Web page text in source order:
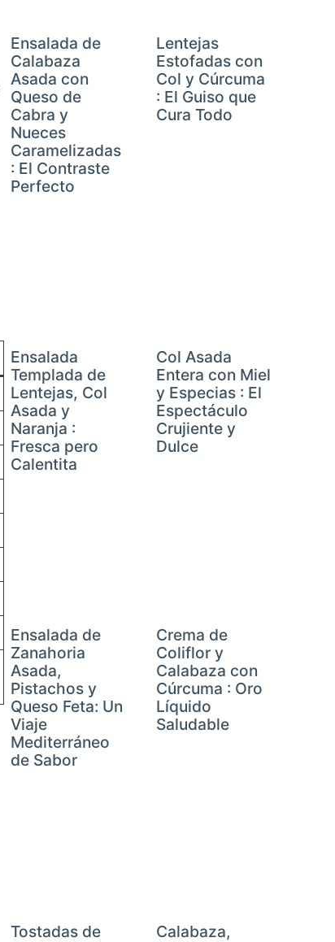
Ensalada de
Calabaza
Asada con
Queso de
Cabra y
Nueces
Caramelizadas
: El Contraste
Perfecto
Lentejas
Estofadas con
Col y Cúrcuma
: El Guiso que
Cura Todo
Ensalada
Templada de
Lentejas, Col
Asada y
Naranja :
Fresca pero
Calentita
Col Asada
Entera con Miel
y Especias : El
Espectáculo
Crujiente y
Dulce
Ensalada de
Zanahoria
Asada,
Pistachos y
Queso Feta: Un
Viaje
Mediterráneo
de Sabor
Crema de
Coliflor y
Calabaza con
Cúrcuma : Oro
Líquido
Saludable
Tostadas de
Calabaza,